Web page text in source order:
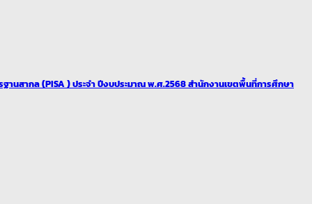
านสากล (PISA ) ประจำ ปีงบประมาณ พ.ศ.2568 สำนักงานเขตพื้นที่การศึกษา